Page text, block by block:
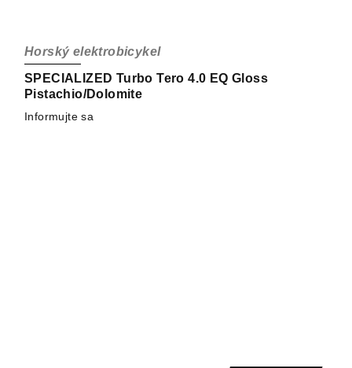
SPECIALIZED Turbo Tero 4.0 EQ Gloss
Pistachio/Dolomite
Horský elektrobicykel
Informujte sa